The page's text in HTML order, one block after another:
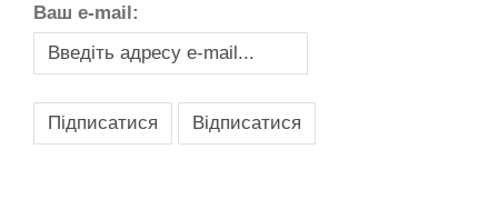
Ваш e-mail: